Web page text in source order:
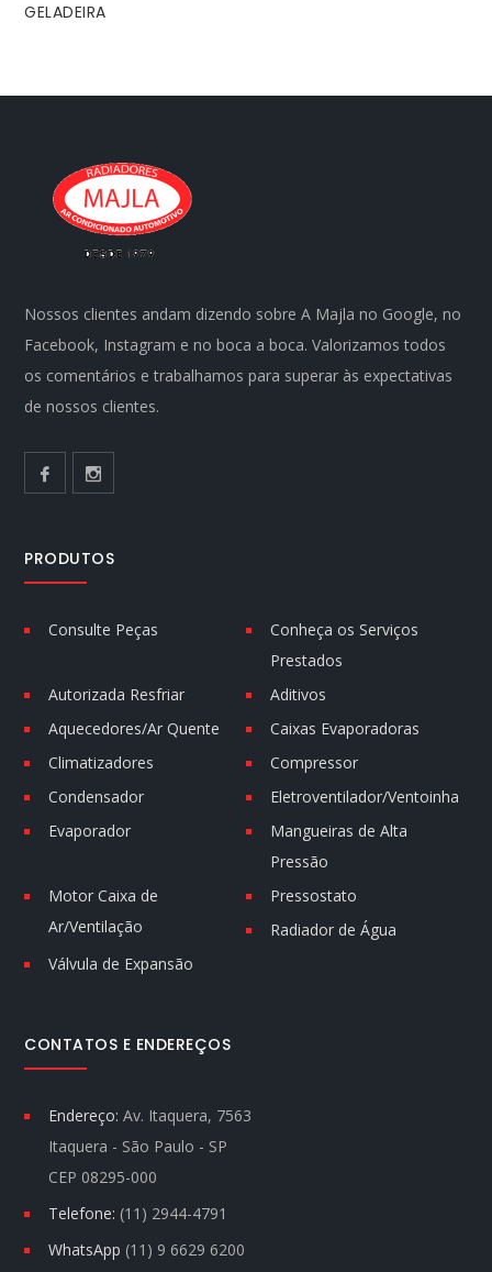
GELADEIRA
Nossos clientes andam dizendo sobre A Majla no Google, no
Facebook, Instagram e no boca a boca. Valorizamos todos
os comentários e trabalhamos para superar às expectativas
de nossos clientes.
PRODUTOS
Consulte Peças
Conheça os Serviços
Prestados
Autorizada Resfriar
Aditivos
Aquecedores/Ar Quente
Caixas Evaporadoras
Climatizadores
Compressor
Condensador
Eletroventilador/Ventoinha
Evaporador
Mangueiras de Alta
Pressão
Motor Caixa de
Ar/Ventilação
Pressostato
Radiador de Água
Válvula de Expansão
CONTATOS E ENDEREÇOS
Endereço: Av. Itaquera, 7563
Itaquera - São Paulo - SP
CEP 08295-000
Telefone: (11) 2944-4791
WhatsApp (11) 9 6629 6200